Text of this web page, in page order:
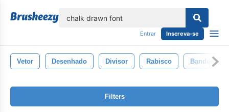
Entrar Inscreva-se
Vetor Desenhado Divisor Rabisco Bandeira
Filters